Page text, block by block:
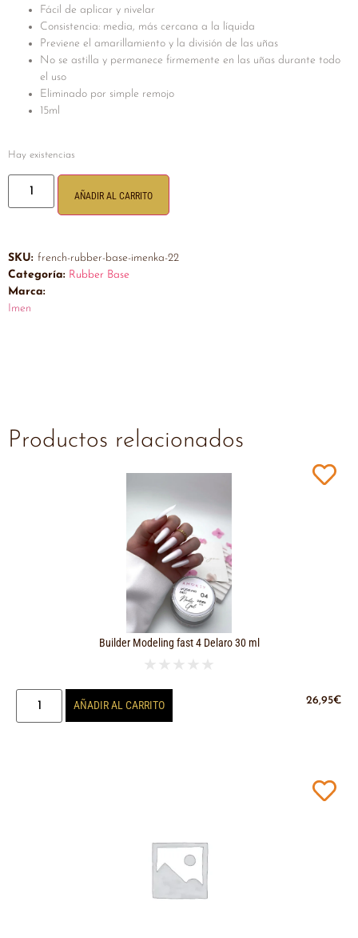
Fácil de aplicar y nivelar
Consistencia: media, más cercana a la líquida
Previene el amarillamiento y la división de las uñas
No se astilla y permanece firmemente en las uñas durante todo
el uso
Eliminado por simple remojo
15ml
Hay existencias
AÑADIR AL CARRITO
SKU: french-rubber-base-imenka-22
Categoría: Rubber Base
Marca:
Imen
Productos relacionados
Builder Modeling fast 4 Delaro 30 ml
★ ★ ★ ★ ★
26,95€
AÑADIR AL CARRITO